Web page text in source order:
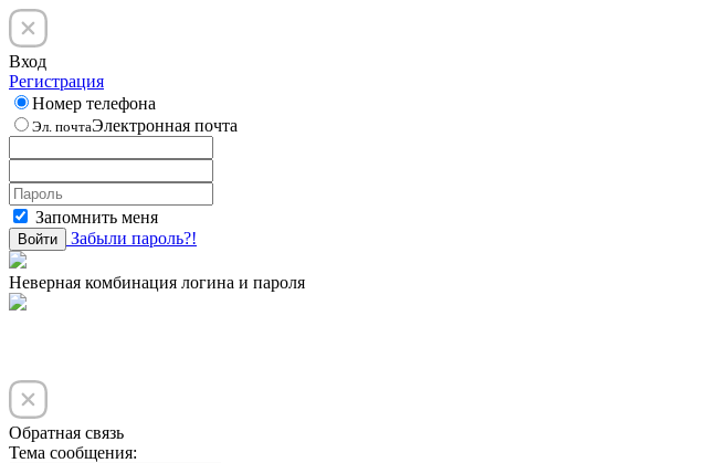
Вход
Регистрация
Номер телефона
Эл. почтаЭлектронная почта
Запомнить меня
Войти Забыли пароль?!
Неверная комбинация логина и пароля
Обратная связь
Тема сообщения: